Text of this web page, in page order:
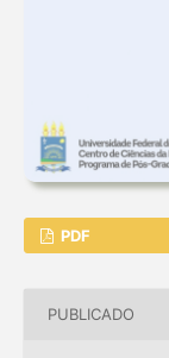
PDF
PUBLICADO